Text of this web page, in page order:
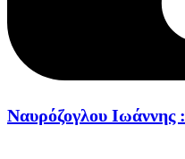
Ναυρόζογλου Ιωάννης